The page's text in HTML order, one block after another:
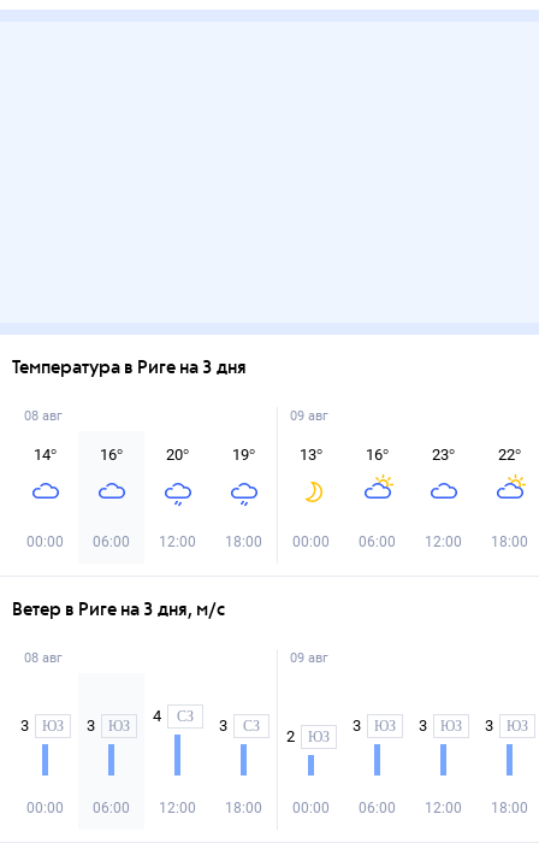
Температура в Риге на 3 дня
08 авг
14°
00:00
16°
06:00
20°
12:00
19°
18:00
09 авг
13°
00:00
16°
06:00
23°
12:00
22°
18:00
Ветер в Риге на 3 дня, м/с
08 авг
3 ЮЗ
00:00
3 ЮЗ
06:00
4 СЗ
12:00
3 СЗ
18:00
09 авг
2 ЮЗ
00:00
3 ЮЗ
06:00
3 ЮЗ
12:00
3 ЮЗ
18:00